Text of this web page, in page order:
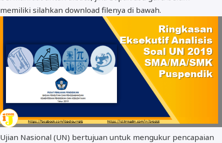
memiliki silahkan download filenya di bawah.
Ujian Nasional (UN) bertujuan untuk mengukur pencapaian